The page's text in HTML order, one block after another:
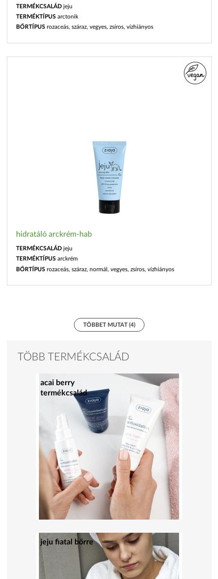
TERMÉKCSALÁD jeju
TERMÉKTÍPUS arctonik
BŐRTÍPUS rozaceás, száraz, vegyes, zsíros, vízhiányos
hidratáló arckrém-hab
TERMÉKCSALÁD jeju
TERMÉKTÍPUS arckrém
BŐRTÍPUS rozaceás, száraz, normál, vegyes, zsíros, vízhiányos
TÖBBET MUTAT (4)
TÖBB TERMÉKCSALÁD
acai berry
termékcsalád
jeju fiatal bőrre